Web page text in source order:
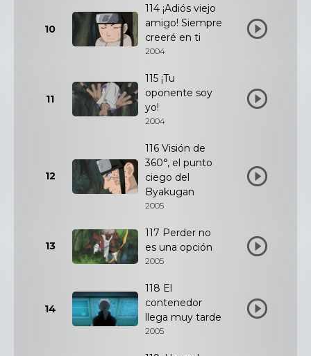
10
114 ¡Adiós viejo
amigo! Siempre
creeré en ti
2004
11
115 ¡Tu
oponente soy
yo!
2004
12
116 Visión de
360°, el punto
ciego del
Byakugan
2005
13
117 Perder no
es una opción
2005
14
118 El
contenedor
llega muy tarde
2005